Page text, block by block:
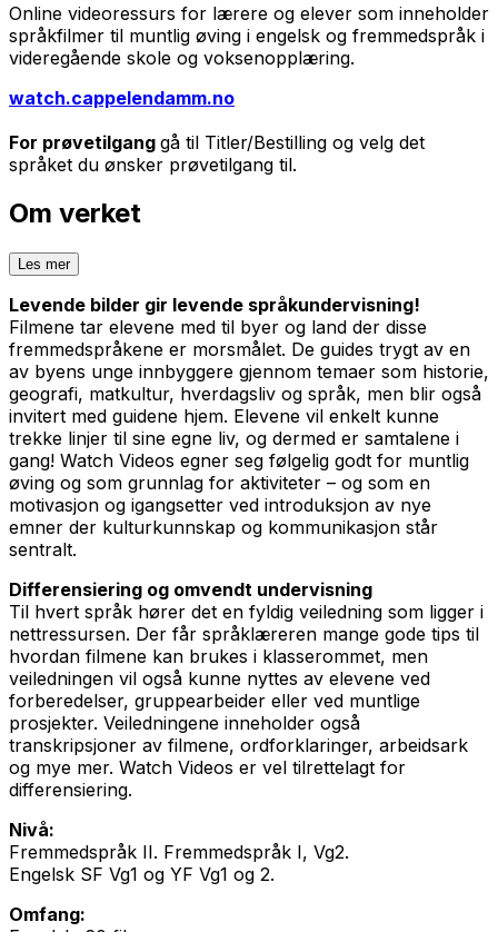
Online videoressurs for lærere og elever som inneholder
språkfilmer til muntlig øving i engelsk og fremmedspråk i
videregående skole og voksenopplæring.
watch.cappelendamm.no
For prøvetilgang gå til Titler/Bestilling og velg det
språket du ønsker prøvetilgang til.
Om verket
Les mer
Levende bilder gir levende språkundervisning!
Filmene tar elevene med til byer og land der disse
fremmedspråkene er morsmålet. De guides trygt av en
av byens unge innbyggere gjennom temaer som historie,
geografi, matkultur, hverdagsliv og språk, men blir også
invitert med guidene hjem. Elevene vil enkelt kunne
trekke linjer til sine egne liv, og dermed er samtalene i
gang! Watch Videos egner seg følgelig godt for muntlig
øving og som grunnlag for aktiviteter – og som en
motivasjon og igangsetter ved introduksjon av nye
emner der kulturkunnskap og kommunikasjon står
sentralt.
Differensiering og omvendt undervisning
Til hvert språk hører det en fyldig veiledning som ligger i
nettressursen. Der får språklæreren mange gode tips til
hvordan filmene kan brukes i klasserommet, men
veiledningen vil også kunne nyttes av elevene ved
forberedelser, gruppearbeider eller ved muntlige
prosjekter. Veiledningene inneholder også
transkripsjoner av filmene, ordforklaringer, arbeidsark
og mye mer. Watch Videos er vel tilrettelagt for
differensiering.
Nivå:
Fremmedspråk II. Fremmedspråk I, Vg2.
Engelsk SF Vg1 og YF Vg1 og 2.
Omfang: